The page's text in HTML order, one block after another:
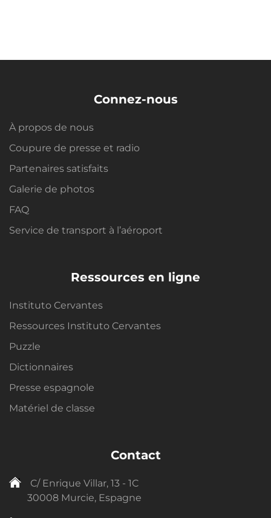
Connez-nous
À propos de nous
Coupure de presse et radio
Partenaires satisfaits
Galerie de photos
FAQ
Service de transport à l’aéroport
Ressources en ligne
Instituto Cervantes
Ressources Instituto Cervantes
Puzzle
Dictionnaires
Presse espagnole
Matériel de classe
Contact
C/ Enrique Villar, 13 - 1C
30008 Murcie, Espagne